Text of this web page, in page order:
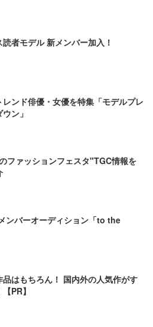
者モデル 新メンバー加入！
レンド俳優・女優を特集「モデルプレ
ン」
ファッションフェスタ"TGC情報を
ンバーオーディション「to the
はもちろん！ 国内外の人気作がす
PR】